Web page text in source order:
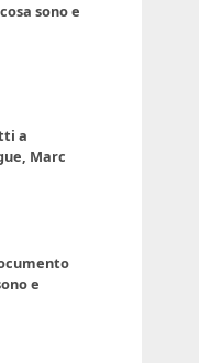
sono e
a
Marc
e